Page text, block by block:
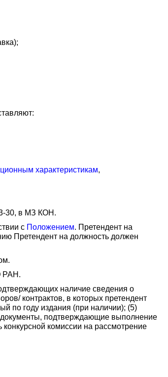
характеристикам,
30, в МЗ КОН.
с Положением. Претендент на
Претендент на должность должен
РАН.
наличие сведения о
контрактов, в которых претендент
по году издания (при наличии); (5)
документы, подтверждающие выполнение
конкурсной комиссии на рассмотрение